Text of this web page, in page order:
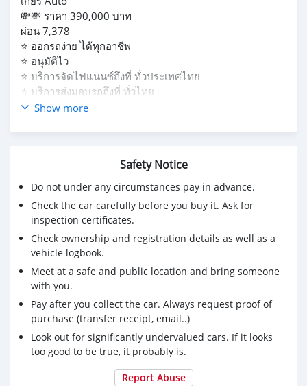
💸💸 ราคา 390,000 บาท
ผ่อน 7,378
⭐️ ออกรถง่าย ได้ทุกอาชีพ
⭐️ อนุมัติไว
⭐️ บริการจัดไฟแนนซ์ถึงที่ ทั่วประเทศไทย
⭐️ บริการส่งมอบรถถึงที่ ทั่วไทย
🚘 CAR OPTION 🚘
✅ เกียร์ Auto
✅ CD USB MP3 วิทยุ AUX
✨🎉 Promotion Hot ✨🎉
🎁 ดอกเบี้ยเริ่มต้น 2.79 บาท
🎁 รับประกันหลังการขาย 1 ปี
🎁 มีบริการช่วยเหลือฉุกเฉิน 24 ชั่วโมง ทั่วประเทศ 1 ปีเต็ม
🎁 มีบริการดูแลช่วยเหลือให้คำปรึกษา ตลอดอายุการใช้งาน
ของรถยนต์ จ่ายค่าซ่อมที่ถูกกว่า
---------------------------------------------------
#รุ่งเรืองรถยนต์
ครองใจผู้ใช้ สบายใจทุกด้าน
จำหน่ายรถยนต์มือสอง เกรดพรีเมี่ยม คุณภาพสูง
----------------------------------------------------
Show more
Safety Notice
Do not under any circumstances pay in advance.
Check the car carefully before you buy it. Ask for
inspection certificates.
Check ownership and registration details as well as a
vehicle logbook.
Meet at a safe and public location and bring someone
with you.
Pay after you collect the car. Always request proof of
purchase (transfer receipt, email..)
Look out for significantly undervalued cars. If it looks
too good to be true, it probably is.
Report Abuse